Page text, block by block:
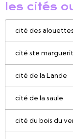
les cités
cité des alouettes
cité ste
cité de la Lande
cité de la saule
cité du bois du